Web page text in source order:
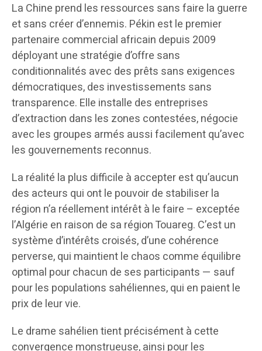
La Chine prend les ressources sans faire la guerre
et sans créer d’ennemis. Pékin est le premier
partenaire commercial africain depuis 2009
déployant une stratégie d’offre sans
conditionnalités avec des prêts sans exigences
démocratiques, des investissements sans
transparence. Elle installe des entreprises
d’extraction dans les zones contestées, négocie
avec les groupes armés aussi facilement qu’avec
les gouvernements reconnus.
La réalité la plus difficile à accepter est qu’aucun
des acteurs qui ont le pouvoir de stabiliser la
région n’a réellement intérêt à le faire – exceptée
l’Algérie en raison de sa région Touareg. C’est un
système d’intérêts croisés, d’une cohérence
perverse, qui maintient le chaos comme équilibre
optimal pour chacun de ses participants — sauf
pour les populations sahéliennes, qui en paient le
prix de leur vie.
Le drame sahélien tient précisément à cette
convergence monstrueuse, ainsi pour les